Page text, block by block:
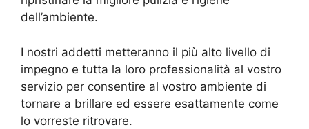
dell’ambiente.
I nostri addetti metteranno il più alto livello di
impegno e tutta la loro professionalità al vostro
servizio per consentire al vostro ambiente di
tornare a brillare ed essere esattamente come
lo vorreste ritrovare.